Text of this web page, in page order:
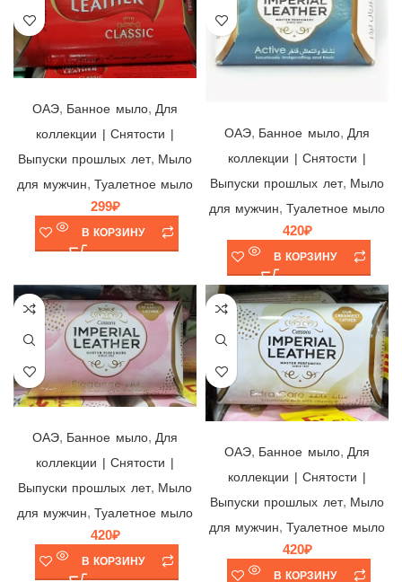
ОАЭ, Банное мыло, Для
коллекции | Снятости |
Выпуски прошлых лет, Мыло
для мужчин, Туалетное мыло
299₽
В КОРЗИНУ
ОАЭ, Банное мыло, Для
коллекции | Снятости |
Выпуски прошлых лет, Мыло
для мужчин, Туалетное мыло
420₽
В КОРЗИНУ
ОАЭ, Банное мыло, Для
коллекции | Снятости |
Выпуски прошлых лет, Мыло
для мужчин, Туалетное мыло
420₽
В КОРЗИНУ
ОАЭ, Банное мыло, Для
коллекции | Снятости |
Выпуски прошлых лет, Мыло
для мужчин, Туалетное мыло
420₽
В КОРЗИНУ